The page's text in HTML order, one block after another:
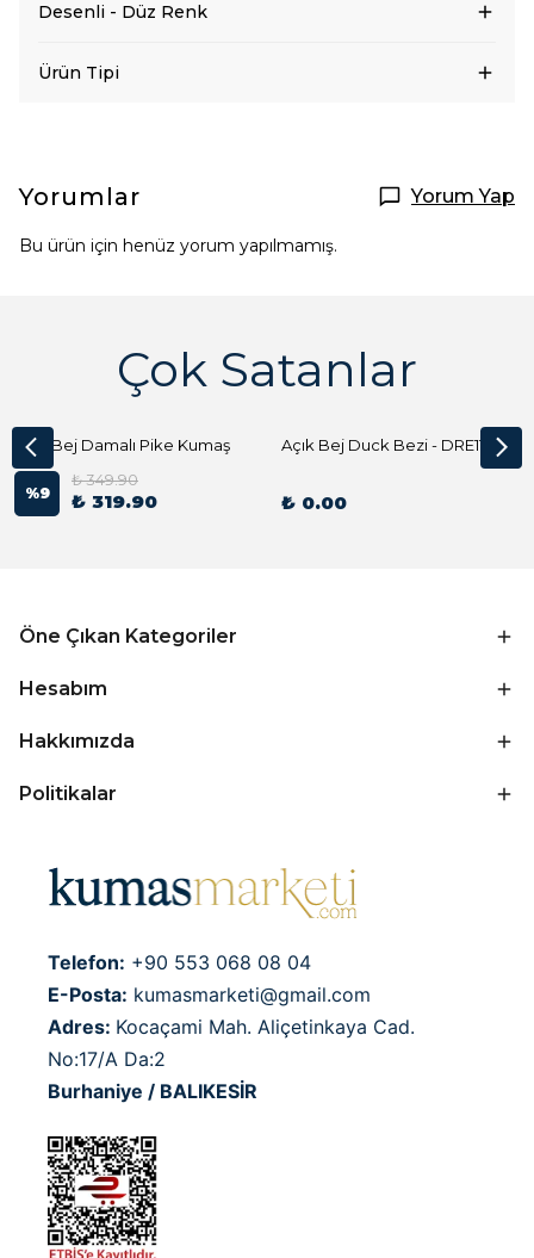
Desenli - Düz Renk
Ürün Tipi
Yorumlar Yorum Yap
Bu ürün için henüz yorum yapılmamış.
Çok Satanlar
Açık Bej Damalı Pike Kumaş
%9
₺ 349.90
₺ 319.90
Açık Bej Duck Bezi - DRE1144 Kumaş Peçete
₺ 0.00
Öne Çıkan Kategoriler
Hesabım
Hakkımızda
Politikalar
Telefon: +90 553 068 08 04
E-Posta: kumasmarketi@gmail.com
Adres: Kocaçami Mah. Aliçetinkaya Cad.
No:17/A Da:2
Burhaniye / BALIKESİR